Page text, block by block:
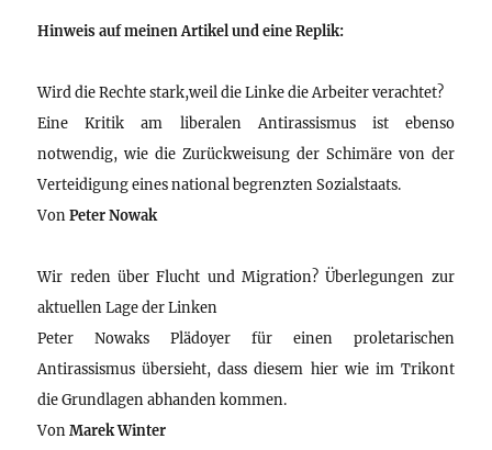
Hinweis auf meinen Artikel und eine Replik:
Wird die Rechte stark,weil die Linke die Arbeiter verachtet?
Eine Kritik am liberalen Antirassismus ist ebenso
notwendig, wie die Zurückweisung der Schimäre von der
Verteidigung eines national begrenzten Sozialstaats.
VonPeter Nowak
Wir reden über Flucht und Migration? Überlegungen zur
aktuellen Lage der Linken
Peter Nowaks Plädoyer für einen proletarischen
Antirassismus übersieht, dass diesem hier wie im Trikont
die Grundlagen abhanden kommen.
VonMarek Winter